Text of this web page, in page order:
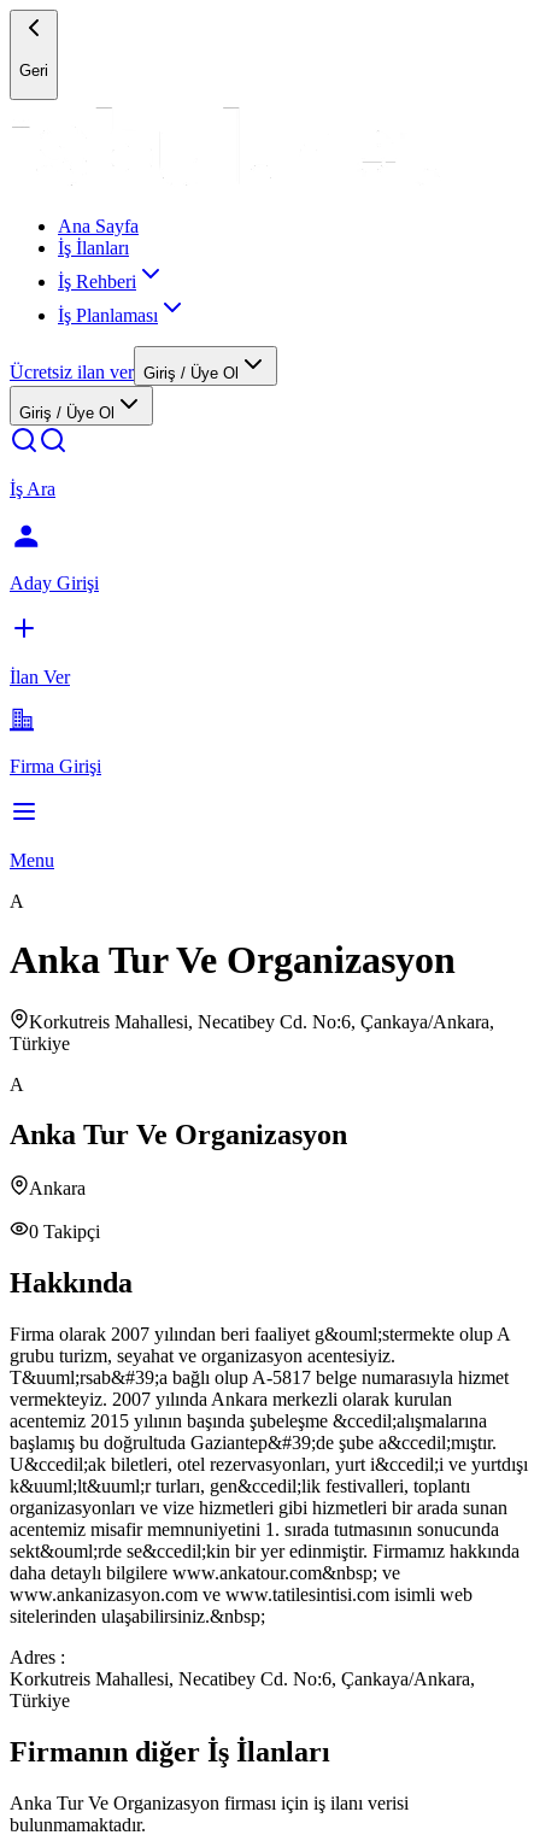
Geri
Ana Sayfa
İş İlanları
İş Rehberi
İş Planlaması
Ücretsiz ilan ver Giriş / Üye Ol
Giriş / Üye Ol
İş Ara
Aday Girişi
İlan Ver
Firma Girişi
Menu
A
Anka Tur Ve Organizasyon
Korkutreis Mahallesi, Necatibey Cd. No:6, Çankaya/Ankara,
Türkiye
A
Anka Tur Ve Organizasyon
Ankara
0 Takipçi
Hakkında
Firma olarak 2007 yılından beri faaliyet g&ouml;stermekte olup A
grubu turizm, seyahat ve organizasyon acentesiyiz.
T&uuml;rsab&#39;a bağlı olup A-5817 belge numarasıyla hizmet
vermekteyiz. 2007 yılında Ankara merkezli olarak kurulan
acentemiz 2015 yılının başında şubeleşme &ccedil;alışmalarına
başlamış bu doğrultuda Gaziantep&#39;de şube a&ccedil;mıştır.
U&ccedil;ak biletleri, otel rezervasyonları, yurt i&ccedil;i ve yurtdışı
k&uuml;lt&uuml;r turları, gen&ccedil;lik festivalleri, toplantı
organizasyonları ve vize hizmetleri gibi hizmetleri bir arada sunan
acentemiz misafir memnuniyetini 1. sırada tutmasının sonucunda
sekt&ouml;rde se&ccedil;kin bir yer edinmiştir. Firmamız hakkında
daha detaylı bilgilere www.ankatour.com&nbsp; ve
www.ankanizasyon.com ve www.tatilesintisi.com isimli web
sitelerinden ulaşabilirsiniz.&nbsp;
Adres :
Korkutreis Mahallesi, Necatibey Cd. No:6, Çankaya/Ankara,
Türkiye
Firmanın diğer İş İlanları
Anka Tur Ve Organizasyon firması için iş ilanı verisi
bulunmamaktadır.